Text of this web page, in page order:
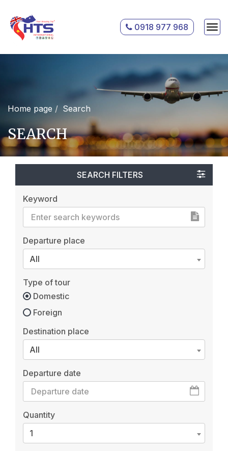
0918 977 968
Home page Search
SEARCH
SEARCH FILTERS
Keyword
Departure place
All
Type of tour
Domestic
Foreign
Destination place
All
Departure date
Quantity
1